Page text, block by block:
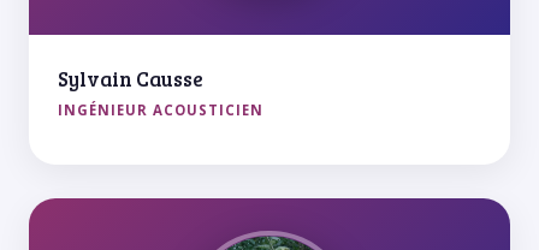
Sylvain Causse
INGÉNIEUR ACOUSTICIEN